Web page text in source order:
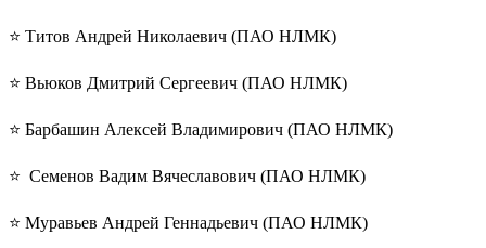
⭐️ Титов Андрей Николаевич (ПАО НЛМК)
⭐️ Вьюков Дмитрий Сергеевич (ПАО НЛМК)
⭐️ Барбашин Алексей Владимирович (ПАО НЛМК)
⭐️ Семенов Вадим Вячеславович (ПАО НЛМК)
⭐️ Муравьев Андрей Геннадьевич (ПАО НЛМК)